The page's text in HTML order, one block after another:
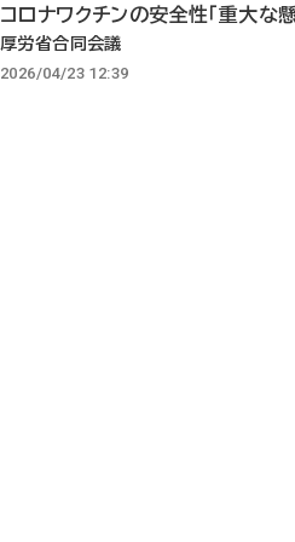
コロナワクチンの安全性「重大な
厚労省合同会議
2026/04/23 12:39